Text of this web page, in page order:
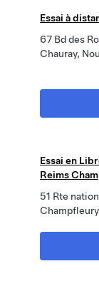
Essai à
67 Bd des
Chauray,
Essai en
Reims
51 Rte